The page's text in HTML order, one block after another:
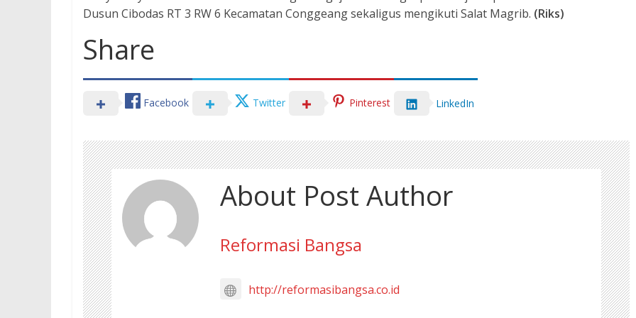
Dusun Cibodas RT 3 RW 6 Kecamatan Conggeang sekaligus mengikuti Salat Magrib. (Riks)
Share
Facebook Twitter Pinterest LinkedIn
About Post Author
Reformasi Bangsa
http://reformasibangsa.co.id